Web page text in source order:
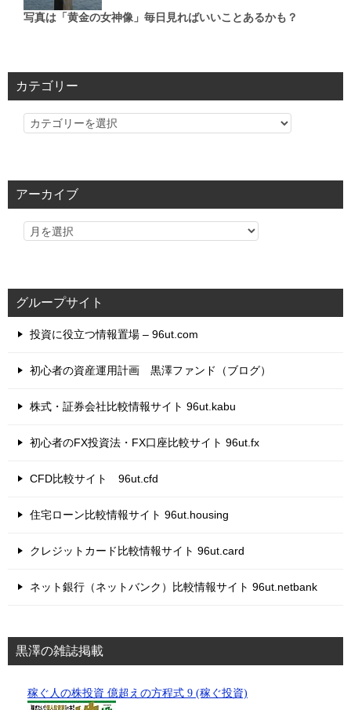
写真は「黄金の女神像」毎日見ればいいことあるかも？
カテゴリー
カ
リ
アーカイブ
グループサイト
投資に役立つ情報置場 – 96ut.com
初心者の資産運用計画 黒澤ファンド（ブログ）
株式・証券会社比較情報サイト 96ut.kabu
初心者のFX投資法・FX口座比較サイト 96ut.fx
CFD比較サイト 96ut.cfd
住宅ローン比較情報サイト 96ut.housing
クレジットカード比較情報サイト 96ut.card
ネット銀行（ネットバンク）比較情報サイト 96ut.netbank
黒澤の雑誌掲載
稼ぐ人の株投資 億超えの方程式 9 (稼ぐ投資)